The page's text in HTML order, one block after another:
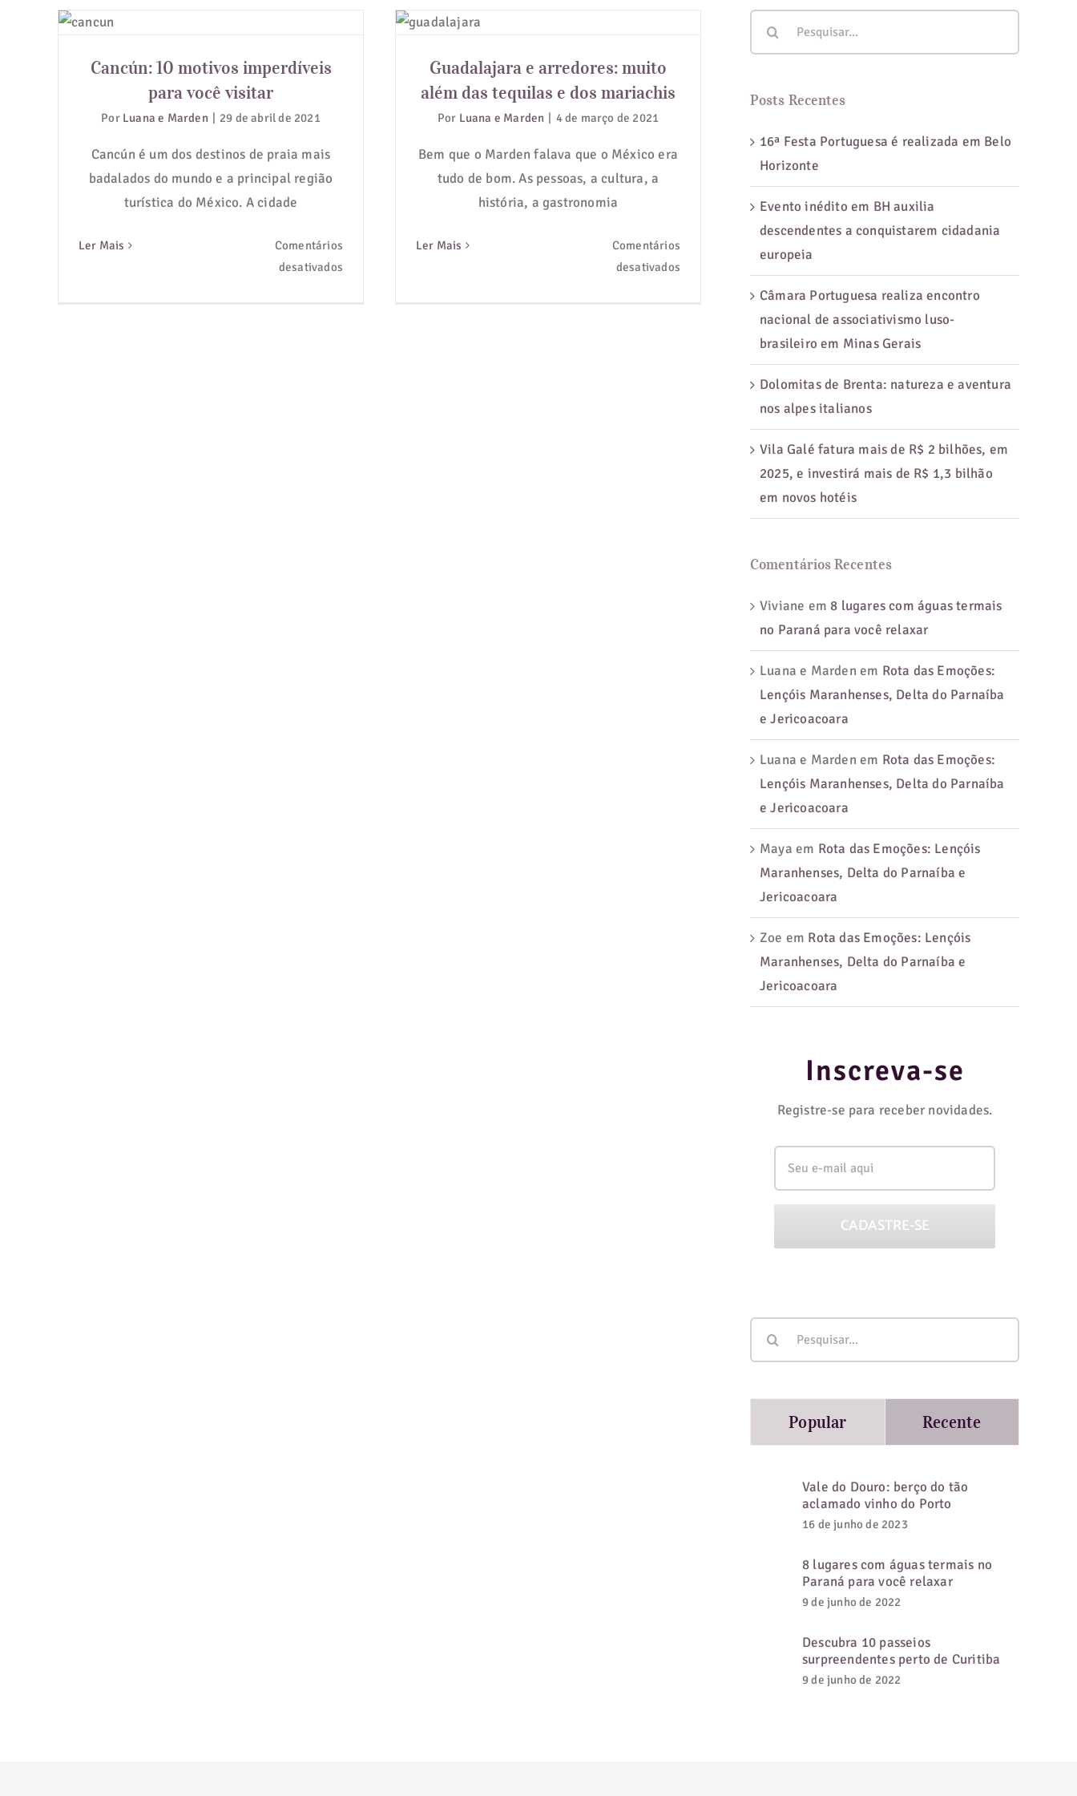
Cancún: 10 motivos imperdíveis
Cancún: 10 motivos imperdíveis
para você visitar
Por Luana e Marden | 29 de abril de 2021
Cancún é um dos destinos de praia mais
badalados do mundo e a principal região
turística do México. A cidade
Ler Mais
Comentários
desativados
Guadalajara e arredores: muito
Guadalajara e arredores: muito
além das tequilas e dos mariachis
Por Luana e Marden | 4 de março de 2021
Bem que o Marden falava que o México era
tudo de bom. As pessoas, a cultura, a
história, a gastronomia
Ler Mais
Comentários
desativados
Posts Recentes
16ª Festa Portuguesa é realizada em Belo
Horizonte
Evento inédito em BH auxilia
descendentes a conquistarem cidadania
europeia
Câmara Portuguesa realiza encontro
nacional de associativismo luso-
brasileiro em Minas Gerais
Dolomitas de Brenta: natureza e aventura
nos alpes italianos
Vila Galé fatura mais de R$ 2 bilhões, em
2025, e investirá mais de R$ 1,3 bilhão
em novos hotéis
Comentários Recentes
Viviane em 8 lugares com águas termais
no Paraná para você relaxar
Luana e Marden em Rota das Emoções:
Lençóis Maranhenses, Delta do Parnaíba
e Jericoacoara
Luana e Marden em Rota das Emoções:
Lençóis Maranhenses, Delta do Parnaíba
e Jericoacoara
Maya em Rota das Emoções: Lençóis
Maranhenses, Delta do Parnaíba e
Jericoacoara
Zoe em Rota das Emoções: Lençóis
Maranhenses, Delta do Parnaíba e
Jericoacoara
Inscreva-se
Registre-se para receber novidades.
Popular Recente
Vale do Douro: berço do tão
aclamado vinho do Porto
16 de junho de 2023
8 lugares com águas termais no
Paraná para você relaxar
9 de junho de 2022
Descubra 10 passeios
surpreendentes perto de Curitiba
9 de junho de 2022